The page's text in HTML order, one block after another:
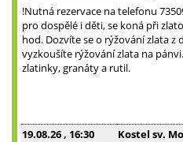
!Nutná rezervace na telefonu
pro dospělé i děti, se koná při
hod. Dozvíte se o rýžování zlata z
vyzkoušíte rýžování zlata na
zlatinky, granáty a rutil.
19.08.26 , 16:30
Kostel sv.